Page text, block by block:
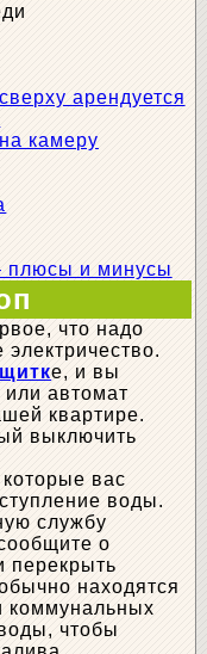
арендуется
камеру
плюсы и минусы
что надо
электричество.
е, и вы
или автомат
квартире.
выключить
вас
воды.
службу
о
перекрыть
находятся
коммунальных
чтобы